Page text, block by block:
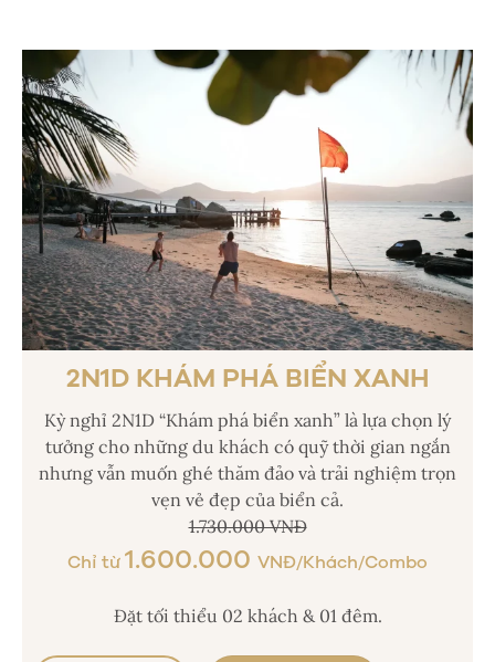
2N1D KHÁM PHÁ BIỂN XANH
Kỳ nghỉ 2N1D “Khám phá biển xanh” là lựa chọn lý
tưởng cho những du khách có quỹ thời gian ngắn
nhưng vẫn muốn ghé thăm đảo và trải nghiệm trọn
vẹn vẻ đẹp của biển cả.
1.730.000 VNĐ
Chỉ từ 1.600.000 VNĐ/Khách/Combo
Đặt tối thiểu 02 khách & 01 đêm.